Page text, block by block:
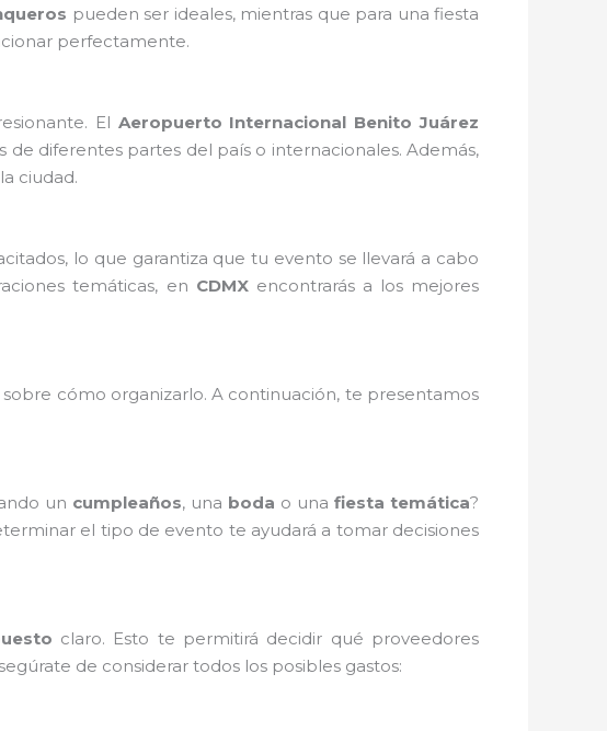
pueden ser ideales, mientras que para una fiesta
perfectamente.
El Aeropuerto Internacional Benito Juárez
diferentes partes del país o internacionales. Además,
ciudad.
lo que garantiza que tu evento se llevará a cabo
temáticas, en CDMXencontrarás a los mejores
cómo organizarlo. A continuación, te presentamos
un cumpleaños, una boda o unafiesta temática?
el tipo de evento te ayudará a tomar decisiones
claro. Esto te permitirá decidir qué proveedores
de considerar todos los posibles gastos: